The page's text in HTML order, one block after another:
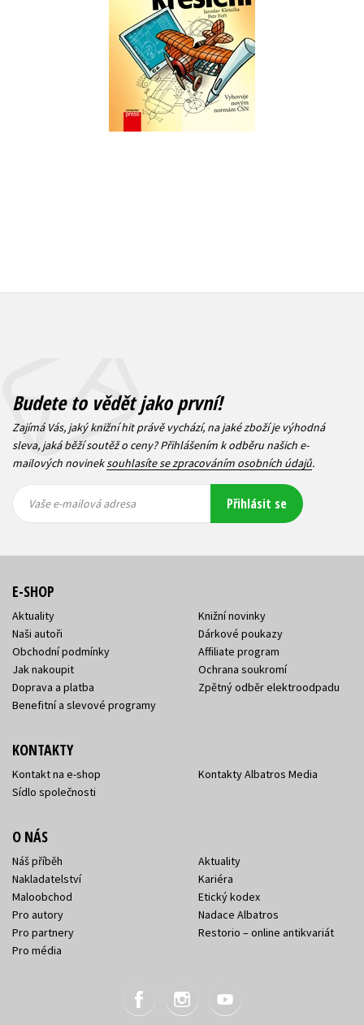
Do košíku
329 Kč
263 Kč
Budete to vědět jako první!
Zajímá Vás, jaký knižní hit právě vychází, na jaké zboží je výhodná
sleva, jaká běží soutěž o ceny? Přihlášením k odběru našich e-
mailových novineksouhlasíte se zpracováním osobních údajů.
mailová
mailová
Vaše e-mailová adresa Přihlásit se
E-SHOP
Aktuality
Naši autoři
Obchodní podmínky
Jak nakoupit
Doprava a platba
Benefitní a slevové programy
Knižní novinky
Dárkové poukazy
Affiliate program
Ochrana soukromí
Zpětný odběr elektroodpadu
KONTAKTY
Kontakt na e-shop
Sídlo společnosti
Kontakty Albatros Media
O NÁS
Náš příběh
Nakladatelství
Maloobchod
Pro autory
Pro partnery
Pro média
Aktuality
Kariéra
Etický kodex
Nadace Albatros
Restorio – online antikvariát